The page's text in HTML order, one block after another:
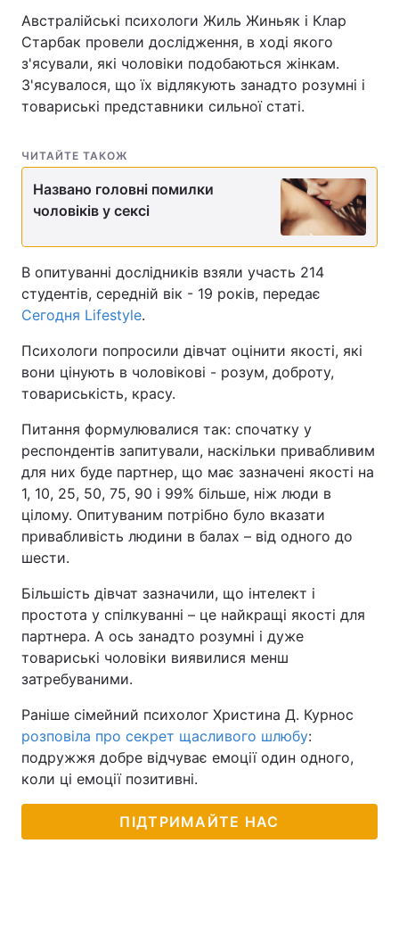
Австралійські психологи Жиль Жиньяк і Клар
Старбак провели дослідження, в ході якого
з'ясували, які чоловіки подобаються жінкам.
З'ясувалося, що їх відлякують занадто розумні і
товариські представники сильної статі.
ЧИТАЙТЕ ТАКОЖ
Названо головні помилки
чоловіків у сексі
В опитуванні дослідників взяли участь 214
студентів, середній вік - 19 років, передає
Сегодня Lifestyle.
Психологи попросили дівчат оцінити якості, які
вони цінують в чоловікові - розум, доброту,
товариськість, красу.
Питання формулювалися так: спочатку у
респондентів запитували, наскільки привабливим
для них буде партнер, що має зазначені якості на
1, 10, 25, 50, 75, 90 і 99% більше, ніж люди в
цілому. Опитуваним потрібно було вказати
привабливість людини в балах – від одного до
шести.
Більшість дівчат зазначили, що інтелект і
простота у спілкуванні – це найкращі якості для
партнера. А ось занадто розумні і дуже
товариські чоловіки виявилися менш
затребуваними.
Раніше сімейний психолог Христина Д. Курнос
розповіла про секрет щасливого шлюбу:
подружжя добре відчуває емоції один одного,
коли ці емоції позитивні.
ПІДТРИМАЙТЕ НАС